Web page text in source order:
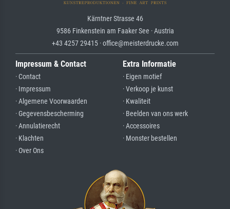
Kärntner Strasse 46
9586 Finkenstein am Faaker See · Austria
+43 4257 29415 · office@meisterdrucke.com
Impressum & Contact
· Contact
· Impressum
· Algemene Voorwaarden
· Gegevensbescherming
· Annulatierecht
· Klachten
· Over Ons
Extra Informatie
· Eigen motief
· Verkoop je kunst
· Kwaliteit
· Beelden van ons werk
· Accessoires
· Monster bestellen